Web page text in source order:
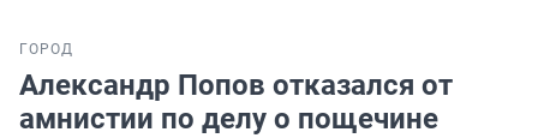
ГОРОД
Александр Попов отказался от
амнистии по делу о пощечине